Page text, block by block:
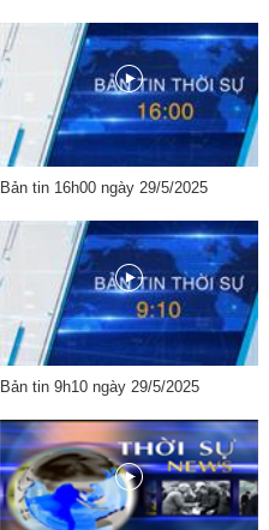
Bản tin 16h00 ngày 29/5/2025
Bản tin 9h10 ngày 29/5/2025